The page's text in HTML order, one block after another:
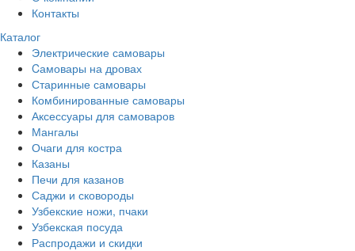
Контакты
Каталог
Электрические самовары
Cамовары на дровах
Старинные самовары
Комбинированные самовары
Аксессуары для самоваров
Мангалы
Очаги для костра
Казаны
Печи для казанов
Саджи и сковороды
Узбекские ножи, пчаки
Узбекская посуда
Распродажи и скидки